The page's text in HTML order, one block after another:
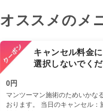
オススメのメ
キャンセル料金
選択しないでくだ
0円
マンツーマン施術のためいかな
おります。 当日のキャンセル